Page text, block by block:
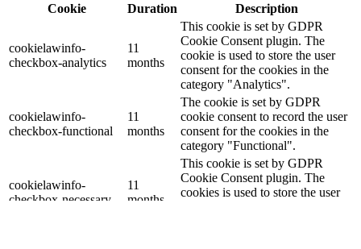
Cookie
Duration Description
cookielawinfo-
checkbox-analytics
11
months
This cookie is set by GDPR
Cookie Consent plugin. The
cookie is used to store the user
consent for the cookies in the
category "Analytics".
cookielawinfo-
checkbox-functional
11
months
The cookie is set by GDPR
cookie consent to record the user
consent for the cookies in the
category "Functional".
cookielawinfo-
checkbox-necessary
11
months
This cookie is set by GDPR
Cookie Consent plugin. The
cookies is used to store the user